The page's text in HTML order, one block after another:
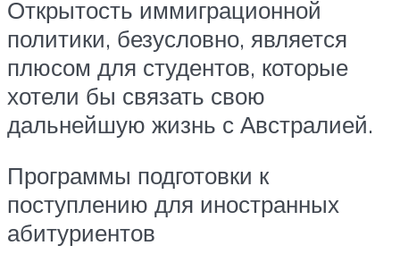
Открытость иммиграционной
политики, безусловно, является
плюсом для студентов, которые
хотели бы связать свою
дальнейшую жизнь с Австралией.
Программы подготовки к
поступлению для иностранных
абитуриентов